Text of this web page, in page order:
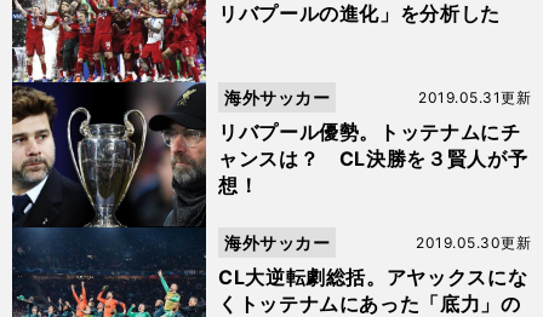
リバプールの進化」を分析した
リバプール優勢。トッテナムにチ
ャンスは？ CL決勝を３賢人が予
想！
2019.05.31更新
海外サッカー
CL大逆転劇総括。アヤックスにな
くトッテナムにあった「底力」の
2019.05.30更新
海外サッカー